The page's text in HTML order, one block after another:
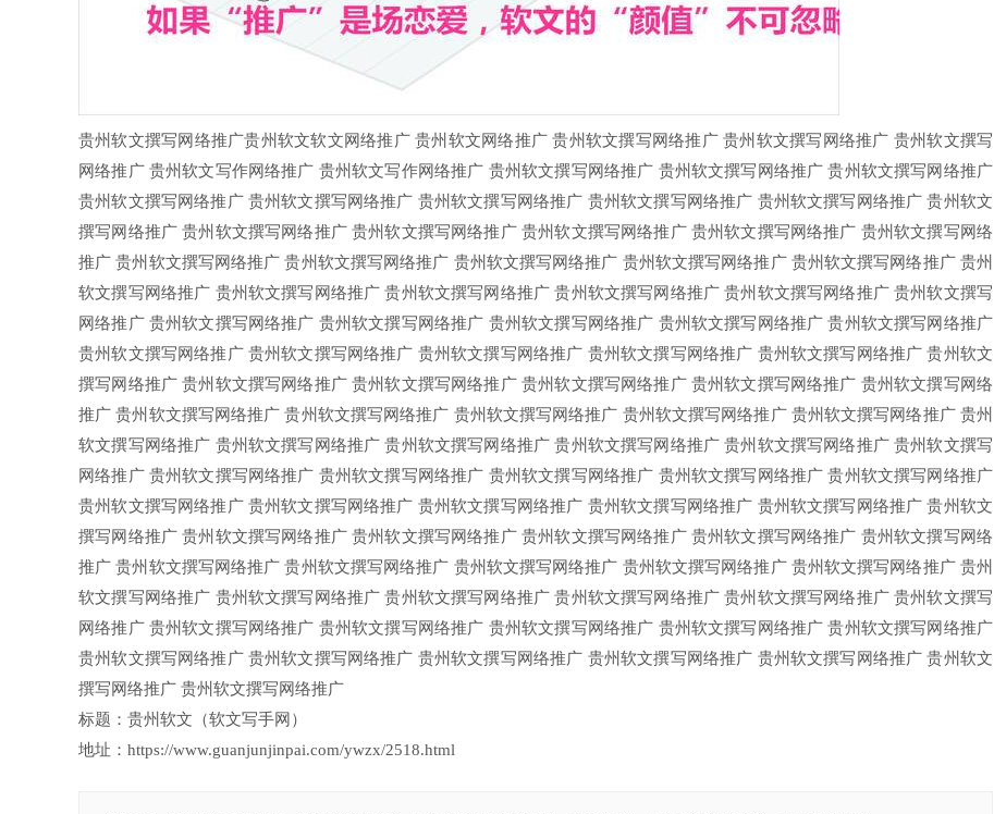
贵州软文撰写网络推广贵州软文软文网络推广 贵州软文网络推广 贵州软文撰写网络推广 贵州软文撰写网络推广 贵州软文撰写
网络推广 贵州软文写作网络推广 贵州软文写作网络推广 贵州软文撰写网络推广 贵州软文撰写网络推广 贵州软文撰写网络推广
贵州软文撰写网络推广 贵州软文撰写网络推广 贵州软文撰写网络推广 贵州软文撰写网络推广 贵州软文撰写网络推广 贵州软文
撰写网络推广 贵州软文撰写网络推广 贵州软文撰写网络推广 贵州软文撰写网络推广 贵州软文撰写网络推广 贵州软文撰写网络
推广 贵州软文撰写网络推广 贵州软文撰写网络推广 贵州软文撰写网络推广 贵州软文撰写网络推广 贵州软文撰写网络推广 贵州
软文撰写网络推广 贵州软文撰写网络推广 贵州软文撰写网络推广 贵州软文撰写网络推广 贵州软文撰写网络推广 贵州软文撰写
网络推广 贵州软文撰写网络推广 贵州软文撰写网络推广 贵州软文撰写网络推广 贵州软文撰写网络推广 贵州软文撰写网络推广
贵州软文撰写网络推广 贵州软文撰写网络推广 贵州软文撰写网络推广 贵州软文撰写网络推广 贵州软文撰写网络推广 贵州软文
撰写网络推广 贵州软文撰写网络推广 贵州软文撰写网络推广 贵州软文撰写网络推广 贵州软文撰写网络推广 贵州软文撰写网络
推广 贵州软文撰写网络推广 贵州软文撰写网络推广 贵州软文撰写网络推广 贵州软文撰写网络推广 贵州软文撰写网络推广 贵州
软文撰写网络推广 贵州软文撰写网络推广 贵州软文撰写网络推广 贵州软文撰写网络推广 贵州软文撰写网络推广 贵州软文撰写
网络推广 贵州软文撰写网络推广 贵州软文撰写网络推广 贵州软文撰写网络推广 贵州软文撰写网络推广 贵州软文撰写网络推广
贵州软文撰写网络推广 贵州软文撰写网络推广 贵州软文撰写网络推广 贵州软文撰写网络推广 贵州软文撰写网络推广 贵州软文
撰写网络推广 贵州软文撰写网络推广 贵州软文撰写网络推广 贵州软文撰写网络推广 贵州软文撰写网络推广 贵州软文撰写网络
推广 贵州软文撰写网络推广 贵州软文撰写网络推广 贵州软文撰写网络推广 贵州软文撰写网络推广 贵州软文撰写网络推广 贵州
软文撰写网络推广 贵州软文撰写网络推广 贵州软文撰写网络推广 贵州软文撰写网络推广 贵州软文撰写网络推广 贵州软文撰写
网络推广 贵州软文撰写网络推广 贵州软文撰写网络推广 贵州软文撰写网络推广 贵州软文撰写网络推广 贵州软文撰写网络推广
贵州软文撰写网络推广 贵州软文撰写网络推广 贵州软文撰写网络推广 贵州软文撰写网络推广 贵州软文撰写网络推广 贵州软文
撰写网络推广 贵州软文撰写网络推广
标题：贵州软文（软文写手网）
地址：https://www.guanjunjinpai.com/ywzx/2518.html